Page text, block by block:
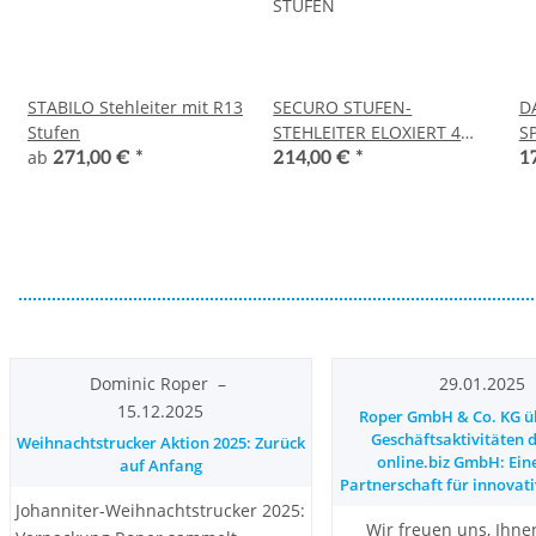
STABILO Stehleiter mit R13
Stufen
ab 271,00 € *
SECURO STUFEN-
STEHLEITER ELOXIERT 4
STUFEN
214,00 € *
Dominic Roper –
15.12.2025
Weihnachtstrucker Aktion 2025: Zurück
auf Anfang
Johanniter-Weihnachtstrucker 2025:
29.01.2025
Roper GmbH & Co. KG
Geschäftsaktivitäten
online.biz GmbH:
Partnerschaft für
Wir freuen uns,